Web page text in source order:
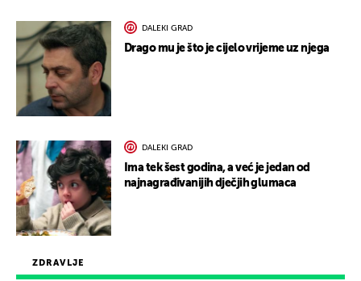
ZDRAVLJE
DALEKI GRAD
Drago mu je što je cijelo vrijeme uz njega
DALEKI GRAD
Ima tek šest godina, a već je jedan od
najnagrađivanijih dječjih glumaca